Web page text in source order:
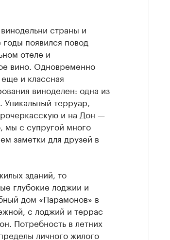
страны и
появился повод
отеле и
вино. Одновременно
и классная
виноделен: одна из
терруар,
и на Дон —
мы с супругой много
заметки для друзей в
зданий, то
глубокие лоджии и
дом «Парамонов» в
с лоджий и террас
Потребность в летних
личного жилого